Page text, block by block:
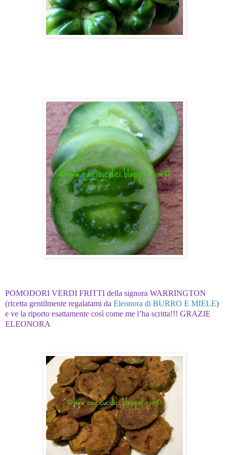
POMODORI VERDI FRITTI della signora WARRINGTON
(ricetta gentilmente regalatami da Eleonora di BURRO E MIELE)
e ve la riporto esattamente così come me l’ha scritta!!! GRAZIE
ELEONORA